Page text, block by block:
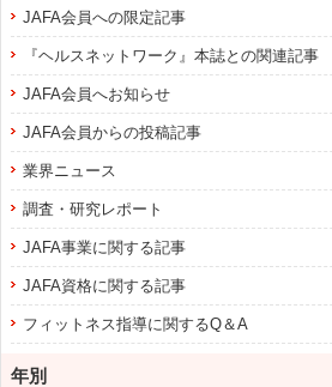
JAFA会員への限定記事
『ヘルスネットワーク』本誌との関連記事
JAFA会員へお知らせ
JAFA会員からの投稿記事
業界ニュース
調査・研究レポート
JAFA事業に関する記事
JAFA資格に関する記事
フィットネス指導に関するQ＆A
年別